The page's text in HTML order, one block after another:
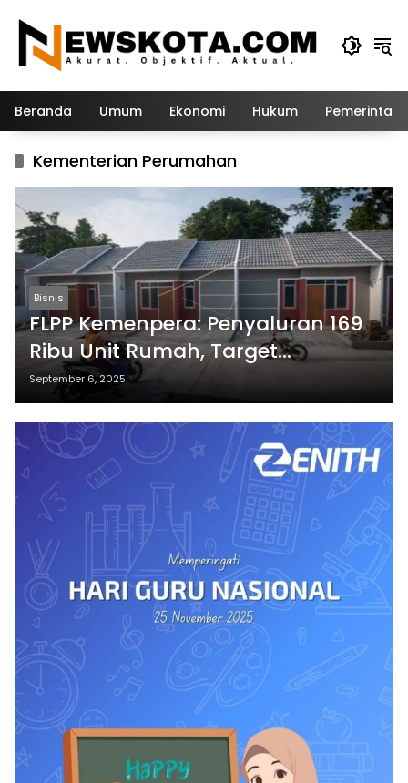
konten
Beranda Umum Ekonomi Hukum
Kementerian Perumahan
Bisnis
FLPP Kemenpera: Penyaluran 169
Ribu Unit Rumah, Target
Dinaikkan Jadi 350 Ribu
September 6, 2025